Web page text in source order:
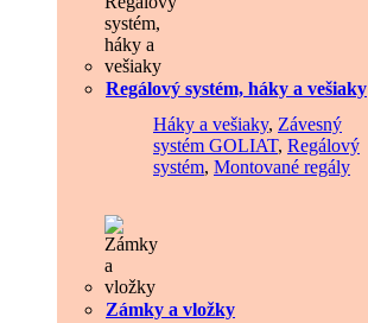
Regálový systém, háky a vešiaky
Háky a vešiaky, Závesný
systém GOLIAT, Regálový
systém, Montované regály
Zámky a vložky